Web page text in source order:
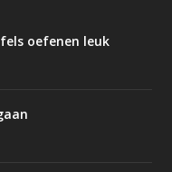
oefenen leuk